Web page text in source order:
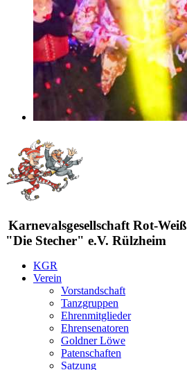
Karnevalsgesellschaft Rot-Weiß
"Die Stecher" e.V. Rülzheim
KGR
Verein
Vorstandschaft
Tanzgruppen
Ehrenmitglieder
Ehrensenatoren
Goldner Löwe
Patenschaften
Satzung